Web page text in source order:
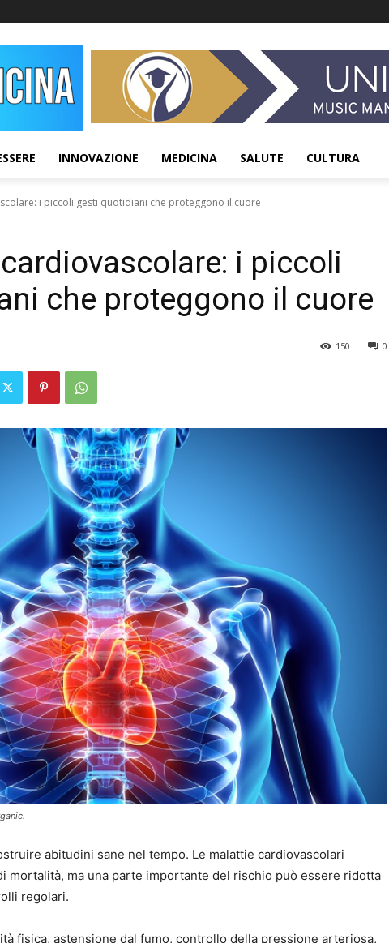
INNOVAZIONE MEDICINA SALUTE CULTURA
i piccoli gesti quotidiani che proteggono il cuore
i piccoli
che proteggono il cuore
0
150
abitudini sane nel tempo. Le malattie cardiovascolari
mortalità, ma una parte importante del rischio può essere ridotta
regolari.
fisica, astensione dal fumo, controllo della pressione arteriosa,